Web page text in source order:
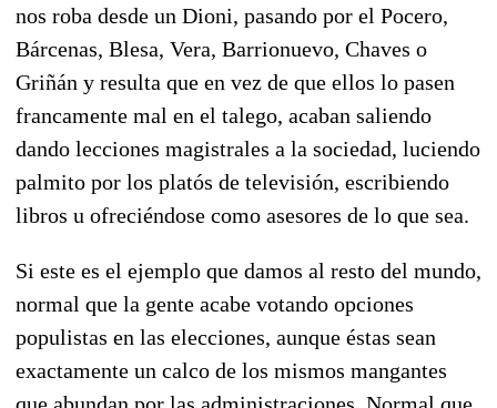
nos roba desde un Dioni, pasando por el Pocero,
Bárcenas, Blesa, Vera, Barrionuevo, Chaves o
Griñán y resulta que en vez de que ellos lo pasen
francamente mal en el talego, acaban saliendo
dando lecciones magistrales a la sociedad, luciendo
palmito por los platós de televisión, escribiendo
libros u ofreciéndose como asesores de lo que sea.
Si este es el ejemplo que damos al resto del mundo,
normal que la gente acabe votando opciones
populistas en las elecciones, aunque éstas sean
exactamente un calco de los mismos mangantes